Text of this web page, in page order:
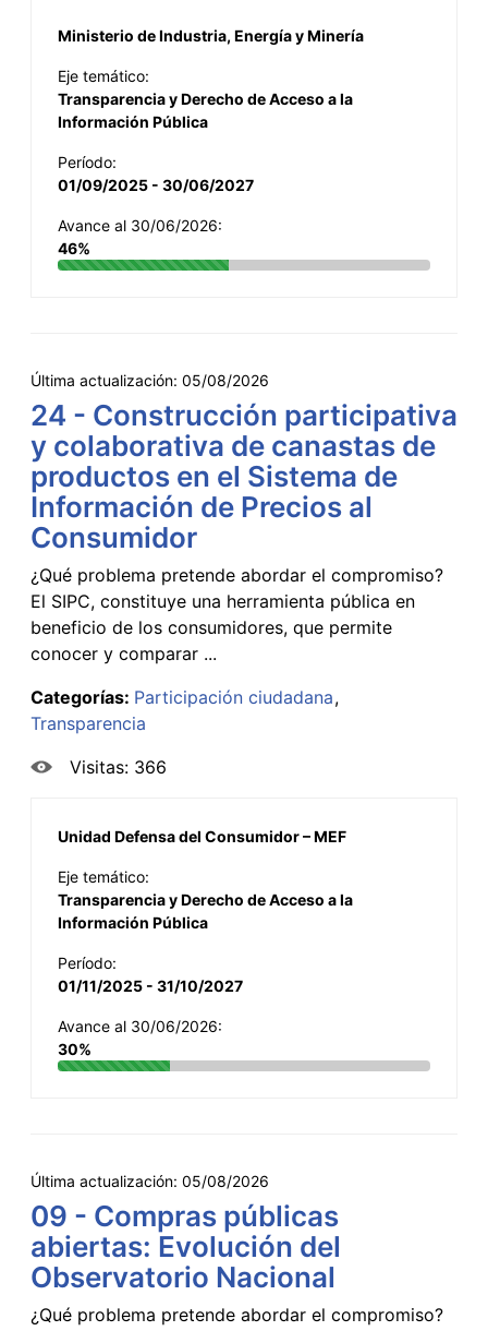
Ministerio de Industria, Energía y Minería
Eje temático:
Transparencia y Derecho de Acceso a la
Información Pública
Período:
01/09/2025 - 30/06/2027
Avance al 30/06/2026:
46%
Última actualización: 05/08/2026
24 - Construcción participativa
y colaborativa de canastas de
productos en el Sistema de
Información de Precios al
Consumidor
¿Qué problema pretende abordar el compromiso?
El SIPC, constituye una herramienta pública en
beneficio de los consumidores, que permite
conocer y comparar ...
Categorías: Participación ciudadana
Transparencia
Visitas: 366
Unidad Defensa del Consumidor – MEF
Eje temático:
Transparencia y Derecho de Acceso a la
Información Pública
Período:
01/11/2025 - 31/10/2027
Avance al 30/06/2026:
30%
Última actualización: 05/08/2026
09 - Compras públicas
abiertas: Evolución del
Observatorio Nacional
¿Qué problema pretende abordar el compromiso?